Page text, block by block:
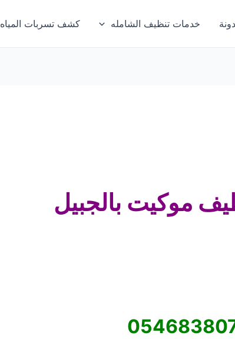
خدمات تنظيف الشامله كشف تسربات المياه
موكيت بالجبيل